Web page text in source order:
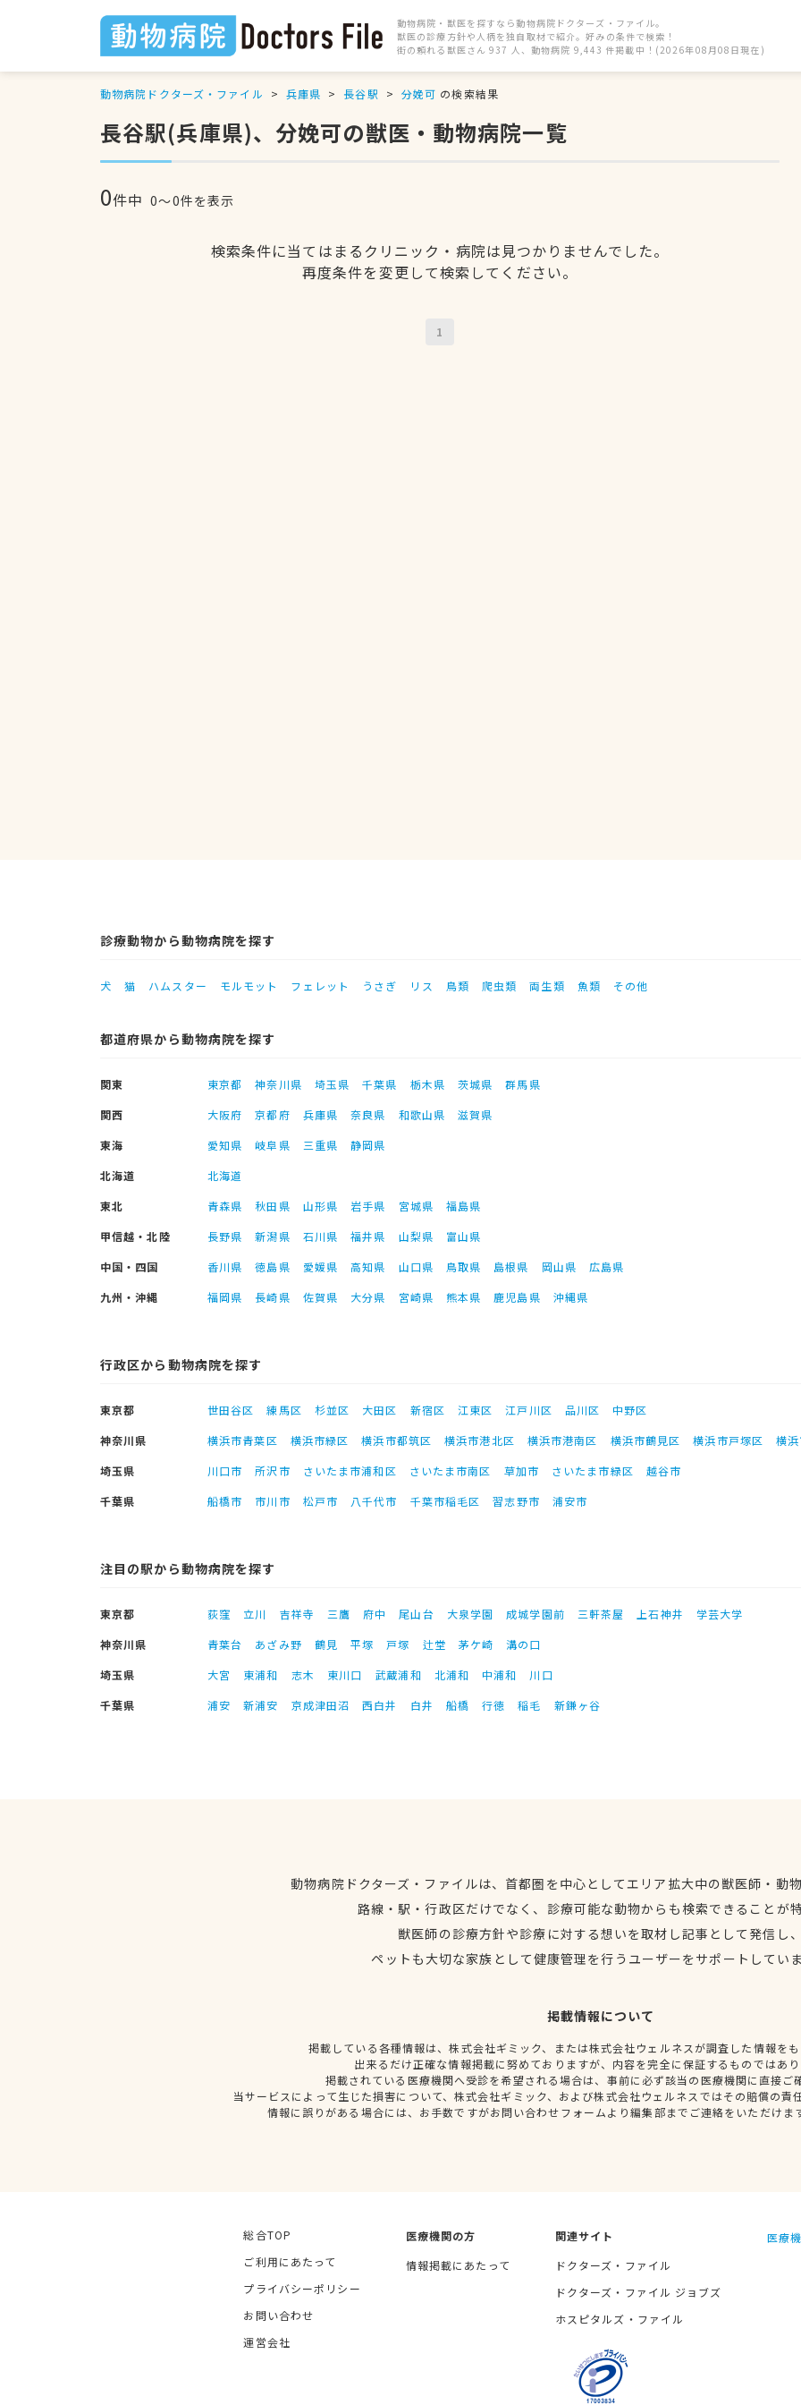
動物病院・獣医を探すなら動物病院ドクターズ・ファイル。
獣医の診療方針や人柄を独自取材で紹介。好みの条件で検索！
街の頼れる獣医さん 937 人、動物病院 9,443 件掲載中！(2026年08月08日現在)
動物病院ドクターズ・ファイル 兵庫県 長谷駅 分娩可 の検索結果
長谷駅(兵庫県)、分娩可の獣医・動物病院一覧
0件中 0〜0件を表示
検索条件に当てはまるクリニック・病院は見つかりませんでした。
再度条件を変更して検索してください。
1
診療動物から動物病院を探す
犬 猫 ハムスター モルモット フェレット うさぎ リス 鳥類 爬虫類 両生類 魚類 その他
都道府県から動物病院を探す
関東 東京都 神奈川県 埼玉県 千葉県 栃木県 茨城県
群馬県
関西
大阪府 京都府 兵庫県 奈良県 和歌山県
滋賀県
東海
愛知県 岐阜県 三重県
静岡県
北海道
北海道
東北
青森県 秋田県 山形県 岩手県 宮城県
福島県
甲信越・北陸
長野県 新潟県 石川県 福井県 山梨県
富山県
中国・四国
香川県 徳島県 愛媛県 高知県 山口県 鳥取県 島根県 岡山県
広島県
九州・沖縄
福岡県 長崎県 佐賀県 大分県 宮崎県 熊本県 鹿児島県 沖縄県
行政区から動物病院を探す
東京都 世田谷区 練馬区 杉並区 大田区 新宿区 江東区 江戸川区 品川区
中野区
神奈川県
横浜市青葉区 横浜市緑区 横浜市都筑区 横浜市港北区 横浜市港南区 横浜市鶴見区 横浜市戸塚区
横
埼玉県
川口市 所沢市 さいたま市浦和区 さいたま市南区 草加市 さいたま市緑区
越谷市
千葉県
船橋市 市川市 松戸市 八千代市 千葉市稲毛区 習志野市 浦安市
注目の駅から動物病院を探す
東京都 荻窪 立川 吉祥寺 三鷹 府中 尾山台 大泉学園 成城学園前 三軒茶屋 上石神井
学芸大学
神奈川県
青葉台 あざみ野 鶴見 平塚 戸塚 辻堂 茅ケ崎
溝の口
埼玉県
大宮 東浦和 志木 東川口 武蔵浦和 北浦和 中浦和
川口
千葉県
浦安 新浦安 京成津田沼 西白井 白井 船橋 行徳 稲毛 新鎌ヶ谷
動物病院ドクターズ・ファイルは、首都圏を中心としてエリア拡大中の獣医師・動
路線・駅・行政区だけでなく、診療可能な動物からも検索できることが
獣医師の診療方針や診療に対する想いを取材し記事として発信し
ペットも大切な家族として健康管理を行うユーザーをサポートしてい
掲載情報について
掲載している各種情報は、株式会社ギミック、または株式会社ウェルネスが調査した情報を
出来るだけ正確な情報掲載に努めておりますが、内容を完全に保証するものではあ
掲載されている医療機関へ受診を希望される場合は、事前に必ず該当の医療機関に直接ご
当サービスによって生じた損害について、株式会社ギミック、および株式会社ウェルネスではその賠償の責
情報に誤りがある場合には、お手数ですがお問い合わせフォームより編集部までご連絡をいただけま
総合TOP
ご利用にあたって
プライバシーポリシー
お問い合わせ
運営会社
医療機関の方
情報掲載にあたって
関連サイト
ドクターズ・ファイル
ドクターズ・ファイル ジョブズ
ホスピタルズ・ファイル
医療